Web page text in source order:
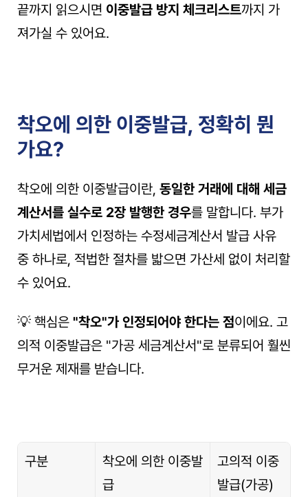
끝까지 읽으시면 이중발급 방지 체크리스트까지 가
져가실 수 있어요.
착오에 의한 이중발급, 정확히 뭔
가요?
착오에 의한 이중발급이란, 동일한 거래에 대해 세금
계산서를 실수로 2장 발행한 경우를 말합니다. 부가
가치세법에서 인정하는 수정세금계산서 발급 사유
중 하나로, 적법한 절차를 밟으면 가산세 없이 처리할
수 있어요.
💡 핵심은 "착오"가 인정되어야 한다는 점이에요. 고
의적 이중발급은 "가공 세금계산서"로 분류되어 훨씬
무거운 제재를 받습니다.
구분
착오에 의한 이중발
급
고의적 이중
발급(가공)